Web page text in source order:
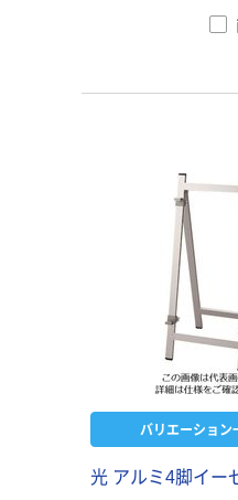
バリエーション
光 アルミ4脚イー